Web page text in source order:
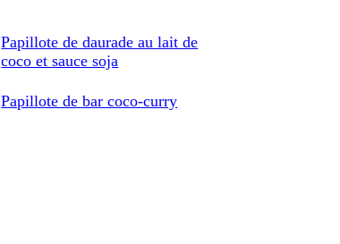
Papillote de daurade au lait de
coco et sauce soja
Papillote de bar coco-curry